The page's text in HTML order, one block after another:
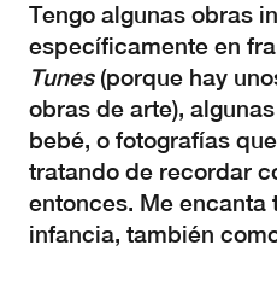
Tengo algunas obras
específicamente en
Tunes(porque hay
obras de arte),
bebé, o fotografías
tratando de recordar
entonces. Me encanta
infancia, también